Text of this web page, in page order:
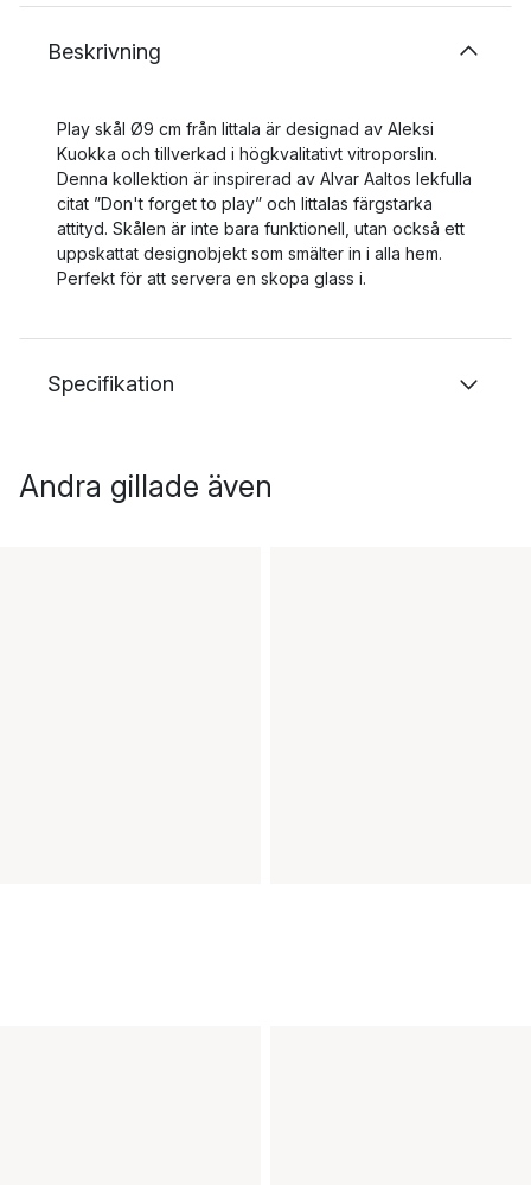
Beskrivning
Play skål Ø9 cm från Iittala är designad av Aleksi
Kuokka och tillverkad i högkvalitativt vitroporslin.
Denna kollektion är inspirerad av Alvar Aaltos lekfulla
citat ”Don't forget to play” och Iittalas färgstarka
attityd. Skålen är inte bara funktionell, utan också ett
uppskattat designobjekt som smälter in i alla hem.
Perfekt för att servera en skopa glass i.
Specifikation
Andra gillade även